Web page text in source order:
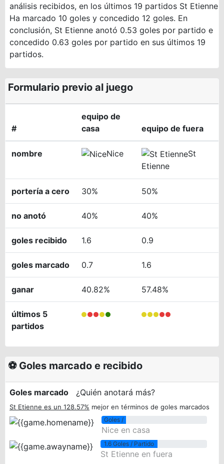
análisis recibidos, en los últimos 19 partidos St Etienne
Ha marcado 10 goles y concedido 12 goles. En
conclusión, St Etienne anotó 0.53 goles por partido e
concedido 0.63 goles por partido en sus últimos 19
partidos.
Formulario previo al juego
#
equipo de
casa
equipo de fuera
nombre Nice
St
Etienne
portería a cero 30% 50%
no anotó 40% 40%
goles recibido 1.6 0.9
goles marcado 0.7 1.6
ganar 40.82% 57.48%
últimos 5
partidos
⚽ Goles marcado e recibido
Goles marcado ¿Quién anotará más?
St Etienne es un 128.57% mejor en términos de goles marcados
0.7
Goles /
Partido
Nice en casa
1.6 Goles / Partido
St Etienne en fuera